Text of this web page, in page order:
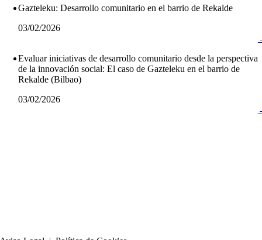
Gazteleku: Desarrollo comunitario en el barrio de Rekalde
03/02/2026
Evaluar iniciativas de desarrollo comunitario desde la perspectiva
de la innovación social: El caso de Gazteleku en el barrio de
Rekalde (Bilbao)
03/02/2026